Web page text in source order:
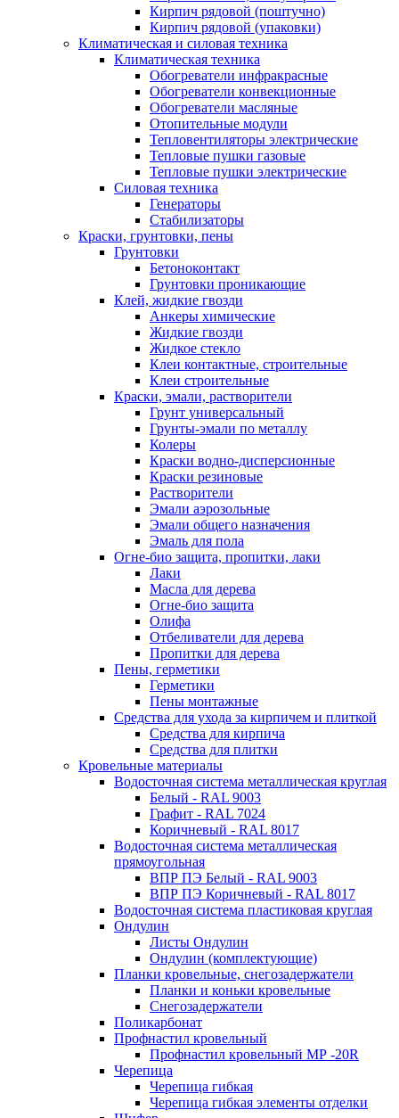
Кирпич рядовой (поштучно)
Кирпич рядовой (упаковки)
Климатическая и силовая техника
Климатическая техника
Обогреватели инфракрасные
Обогреватели конвекционные
Обогреватели масляные
Отопительные модули
Тепловентиляторы электрические
Тепловые пушки газовые
Тепловые пушки электрические
Силовая техника
Генераторы
Стабилизаторы
Краски, грунтовки, пены
Грунтовки
Бетоноконтакт
Грунтовки проникающие
Клей, жидкие гвозди
Анкеры химические
Жидкие гвозди
Жидкое стекло
Клеи контактные, строительные
Клеи строительные
Краски, эмали, растворители
Грунт универсальный
Грунты-эмали по металлу
Колеры
Краски водно-дисперсионные
Краски резиновые
Растворители
Эмали аэрозольные
Эмали общего назначения
Эмаль для пола
Огне-био защита, пропитки, лаки
Лаки
Масла для дерева
Огне-био защита
Олифа
Отбеливатели для дерева
Пропитки для дерева
Пены, герметики
Герметики
Пены монтажные
Средства для ухода за кирпичем и плиткой
Средства для кирпича
Средства для плитки
Кровельные материалы
Водосточная система металлическая круглая
Белый - RAL 9003
Графит - RAL 7024
Коричневый - RAL 8017
Водосточная система металлическая
прямоугольная
ВПР ПЭ Белый - RAL 9003
ВПР ПЭ Коричневый - RAL 8017
Водосточная система пластиковая круглая
Ондулин
Листы Ондулин
Ондулин (комплектующие)
Планки кровельные, снегозадержатели
Планки и коньки кровельные
Снегозадержатели
Поликарбонат
Профнастил кровельный
Профнастил кровельный МР -20R
Черепица
Черепица гибкая
Черепица гибкая элементы отделки